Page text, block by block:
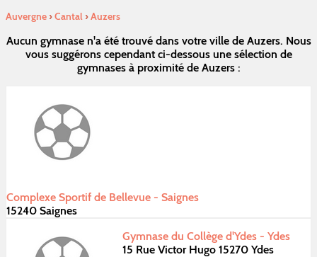
Auvergne›Cantal›Auzers
Aucun gymnase n'a été trouvé dans votre ville de Auzers. Nous
vous suggérons cependant ci-dessous une sélection de
gymnases à proximité de Auzers :
Complexe Sportif de Bellevue - Saignes
15240 Saignes
Gymnase du Collège d'Ydes - Ydes
15 Rue Victor Hugo 15270 Ydes